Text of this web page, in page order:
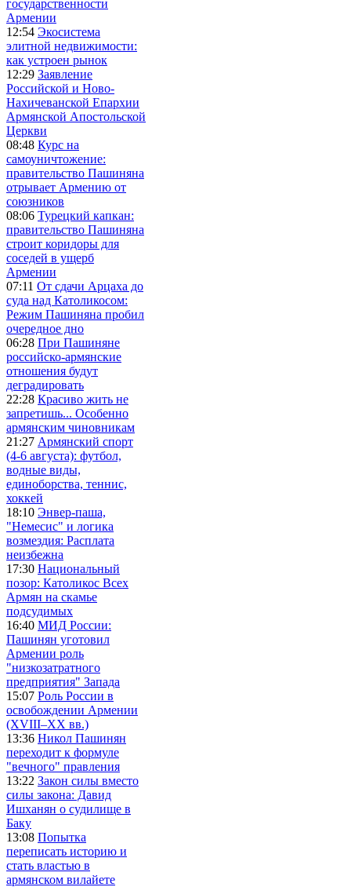
государственности
Армении
12:54 Экосистема
элитной недвижимости:
как устроен рынок
12:29 Заявление
Российской и Ново-
Нахичеванской Епархии
Армянской Апостольской
Церкви
08:48 Курс на
самоуничтожение:
правительство Пашиняна
отрывает Армению от
союзников
08:06 Турецкий капкан:
правительство Пашиняна
строит коридоры для
соседей в ущерб
Армении
07:11 От сдачи Арцаха до
суда над Католикосом:
Режим Пашиняна пробил
очередное дно
06:28 При Пашиняне
российско-армянские
отношения будут
деградировать
22:28 Красиво жить не
запретишь... Особенно
армянским чиновникам
21:27 Армянский спорт
(4-6 августа): футбол,
водные виды,
единоборства, теннис,
хоккей
18:10 Энвер-паша,
"Немесис" и логика
возмездия: Расплата
неизбежна
17:30 Национальный
позор: Католикос Всех
Армян на скамье
подсудимых
16:40 МИД России:
Пашинян уготовил
Армении роль
"низкозатратного
предприятия" Запада
15:07 Роль России в
освобождении Армении
(XVIII–XX вв.)
13:36 Никол Пашинян
переходит к формуле
"вечного" правления
13:22 Закон силы вместо
силы закона: Давид
Ишханян о судилище в
Баку
13:08 Попытка
переписать историю и
стать властью в
армянском вилайете